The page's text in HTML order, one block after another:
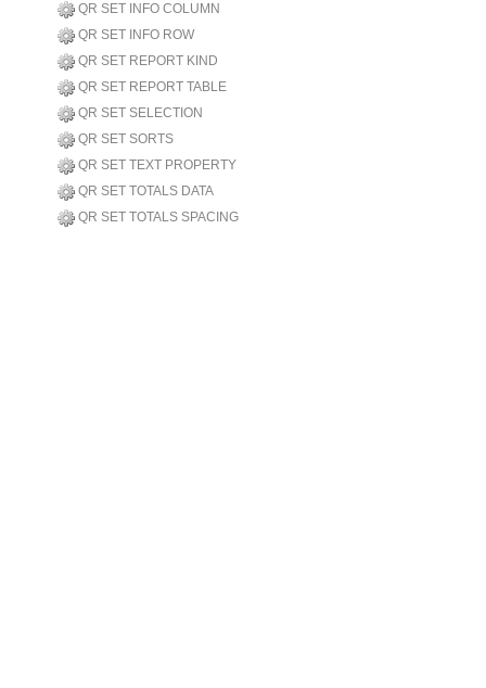
QR SET INFO COLUMN
QR SET INFO ROW
QR SET REPORT KIND
QR SET REPORT TABLE
QR SET SELECTION
QR SET SORTS
QR SET TEXT PROPERTY
QR SET TOTALS DATA
QR SET TOTALS SPACING